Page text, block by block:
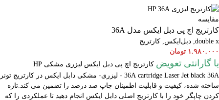
مقایسه
کارتریج اچ پی دبل ایکس مدل 36A
double x
, دبل‌ایکس, کارتریج
۱.۹۸۰.۰۰۰ تومان
با گارانتی تعویض
کارتریج اچ پی دبل ایکس لیزری مشکی HP
36A cartridge Laser
Jet black 36A - لیزری- مشکی دابل ایکس در کارتریج تونر
ساخته شده، کیفیت و قابلیت اطمینان چاپ صد درصد را تضمین می کند.تازه
کردن چاپگر خود را با کارتریج اصلی دابل ایکس انجام دهید تا عملکردی را که